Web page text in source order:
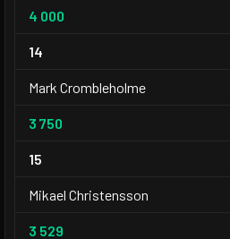
4 000
14
Mark Crombleholme
3 750
15
Mikael Christensson
3 529